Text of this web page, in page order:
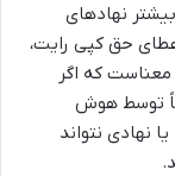
نهادهای
حق کپی رایت،
معناست که اگر
توسط هوش
نهادی نتواند